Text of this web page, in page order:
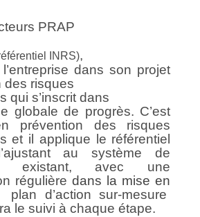
PRAP
INRS),
dans son projet
des risques
qui s’inscrit dans
globale de progrès. C’est
prévention des risques
et il applique le référentiel
au système de
existant, avec une
régulière dans la mise en
plan d’actionsur-mesure
le suivi à chaque étape.